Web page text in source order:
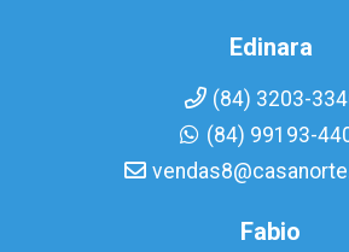
Edinara
(84) 3203-
(84) 99193-
Fabio